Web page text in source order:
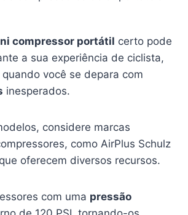
compressor portátil certo pode
a sua experiência de ciclista,
você se depara com
inesperados.
considere marcas
como AirPlus Schulz
oferecem diversos recursos.
com uma pressão